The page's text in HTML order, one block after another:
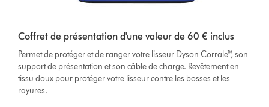
Coffret de présentation d'une valeur de 60 € inclus
Permet de protéger et de ranger votre lisseur Dyson Corrale™, son
support de présentation et son câble de charge. Revêtement en
tissu doux pour protéger votre lisseur contre les bosses et les
rayures.